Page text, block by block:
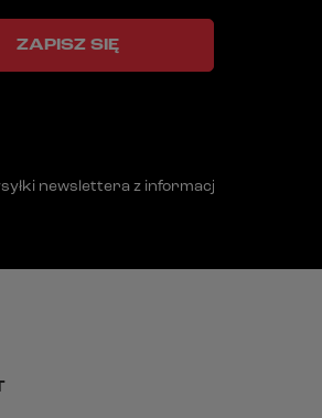
newslettera z informacją handlową
ZAPISZ SIĘ